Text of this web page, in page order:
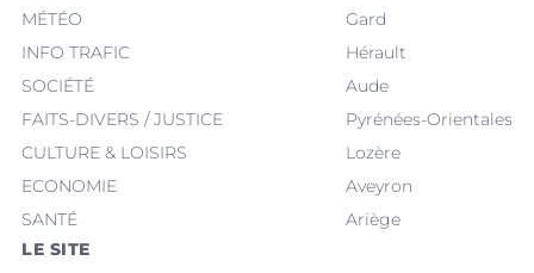
MÉTÉO
INFO TRAFIC
SOCIÉTÉ
FAITS-DIVERS / JUSTICE
CULTURE & LOISIRS
ECONOMIE
SANTÉ
Gard
Hérault
Aude
Pyrénées-Orientales
Lozère
Aveyron
Ariège
LE SITE